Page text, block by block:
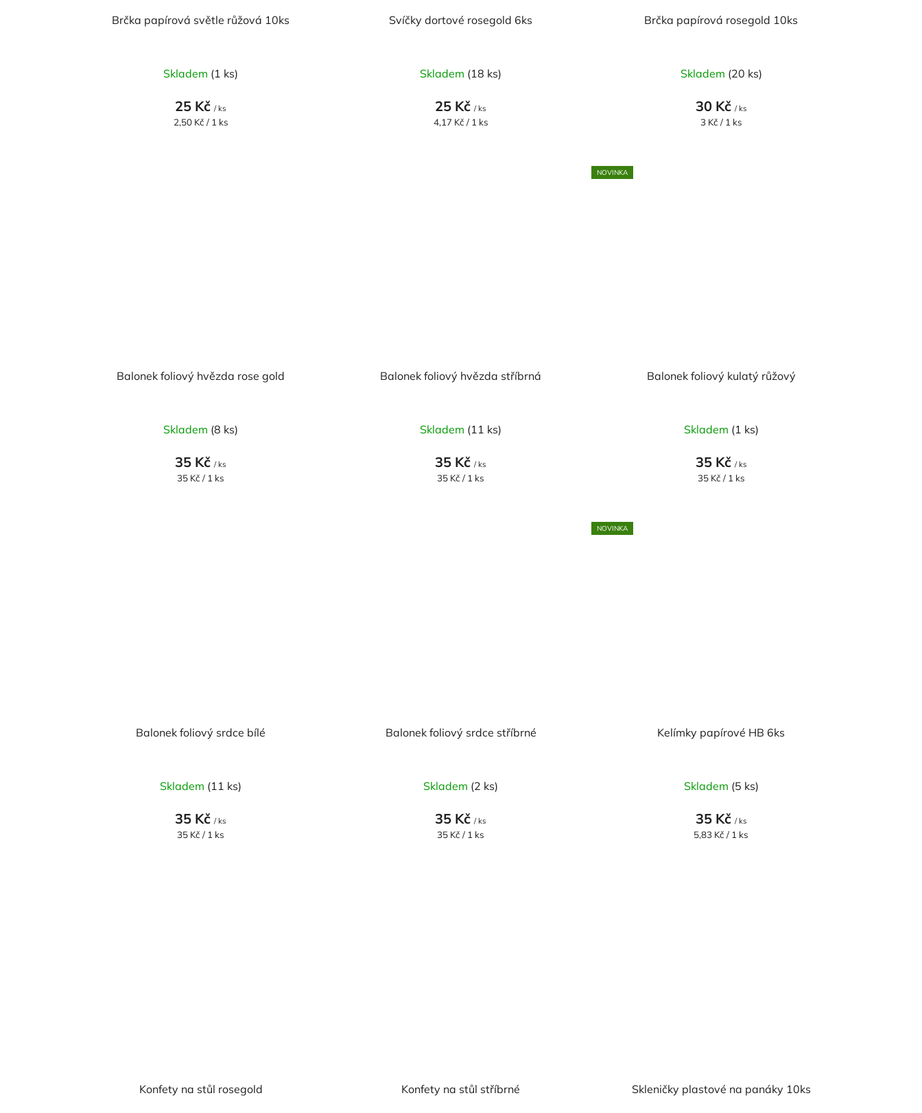
Brčka papírová světle růžová 10ks
Skladem (1 ks)
25 Kč/ ks
Měrná
2,50 Kč / 1 ks
Svíčky dortové rosegold 6ks
Skladem (18 ks)
25 Kč/ ks
Měrná
4,17 Kč / 1 ks
Brčka papírová rosegold 10ks
Skladem (20 ks)
30 Kč / ks
Měrná
3 Kč / 1 ks
Balonek foliový hvězda rose gold
Skladem (8 ks)
35 Kč/ ks
Měrná
35 Kč / 1 ks
Balonek foliový hvězda stříbrná
Skladem (11 ks)
35 Kč/ ks
Měrná
35 Kč / 1 ks
NOVINKA
Balonek foliový kulatý růžový
Skladem (1 ks)
35 Kč / ks
Měrná
35 Kč / 1 ks
Balonek foliový srdce bílé
Skladem (11 ks)
35 Kč/ ks
Měrná
35 Kč / 1 ks
Balonek foliový srdce stříbrné
Skladem (2 ks)
35 Kč/ ks
Měrná
35 Kč / 1 ks
NOVINKA
Kelímky papírové HB 6ks
Skladem (5 ks)
35 Kč / ks
Měrná
5,83 Kč / 1 ks
Konfety na stůl rosegold Konfety na stůl stříbrné Skleničky plastové na panáky 10ks